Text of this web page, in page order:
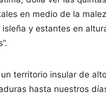
en medio de la
y estantes en
territorio insular de
hasta nuestros